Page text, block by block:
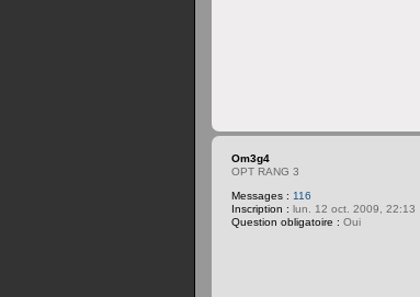
Om3g4
OPT RANG 3
Messages : 116
Inscription : lun. 12 oct. 2009, 22:13
Question obligatoire : Oui